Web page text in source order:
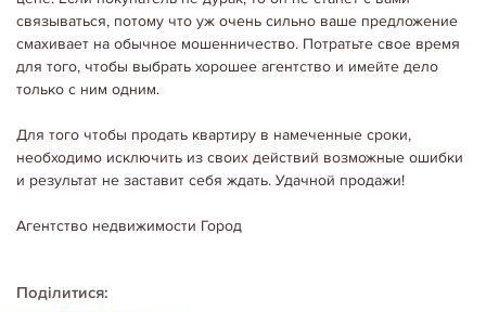
связываться, потому что уж очень сильно ваше предложение
смахивает на обычное мошенничество. Потратьте свое время
для того, чтобы выбрать хорошее агентство и имейте дело
только с ним одним.
Для того чтобы продать квартиру в намеченные сроки,
необходимо исключить из своих действий возможные ошибки
и результат не заставит себя ждать. Удачной продажи!
Агентство недвижимости Город
Поділитися: